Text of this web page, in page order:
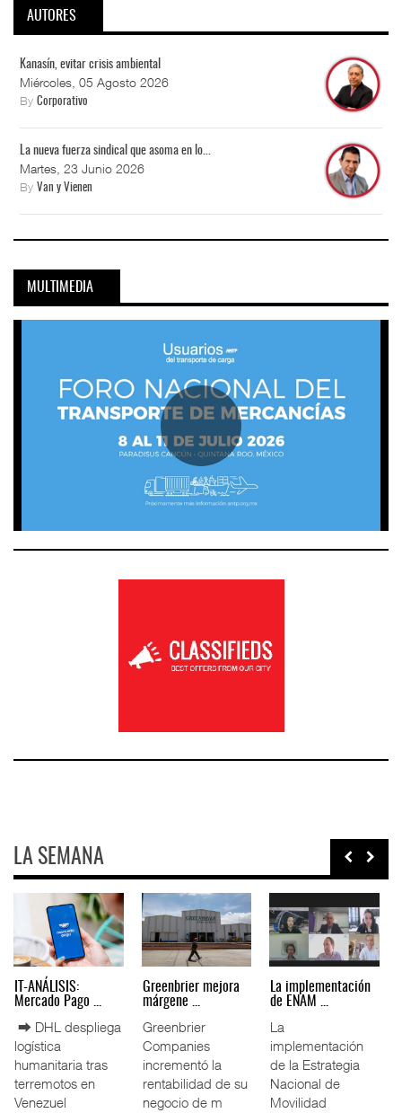
AUTORES
Kanasín, evitar crisis ambiental
Miércoles, 05 Agosto 2026
By Corporativo
La nueva fuerza sindical que asoma en lo...
Martes, 23 Junio 2026
By Van y Vienen
MULTIMEDIA
LA SEMANA
Puerto
de
reducirá
el
⮕
La ATTRAPI licita
red de ...
La Agencia de
Transporte Público
Integrado
(ATTRAPI) abri
IT-ANÁLISIS: Volaris
automatización
redefinen
operación
aeroportuaria ⮕
IT-ANÁLISIS:
logística
terremotos